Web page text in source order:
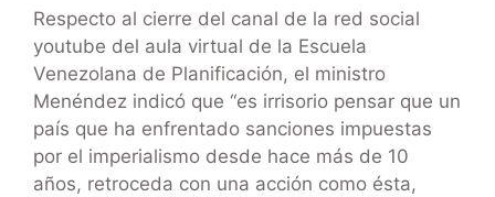
Respecto al cierre del canal de la red social
youtube del aula virtual de la Escuela
Venezolana de Planificación, el ministro
Menéndez indicó que “es irrisorio pensar que un
país que ha enfrentado sanciones impuestas
por el imperialismo desde hace más de 10
años, retroceda con una acción como ésta,